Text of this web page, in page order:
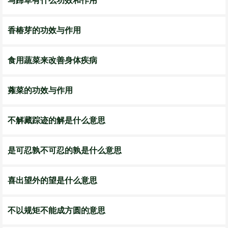
香椿芽的功效与作用
食用蔬菜来改善身体疾病
蕹菜的功效与作用
不解藏踪迹的解是什么意思
是可忍孰不可忍的孰是什么意思
喜出望外的望是什么意思
不以规矩不能成方圆的意思